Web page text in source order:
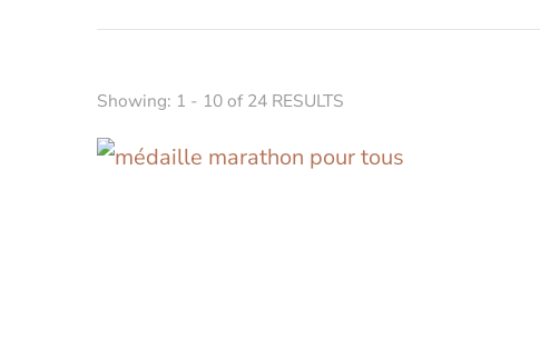
Showing: 1 - 10 of 24 RESULTS